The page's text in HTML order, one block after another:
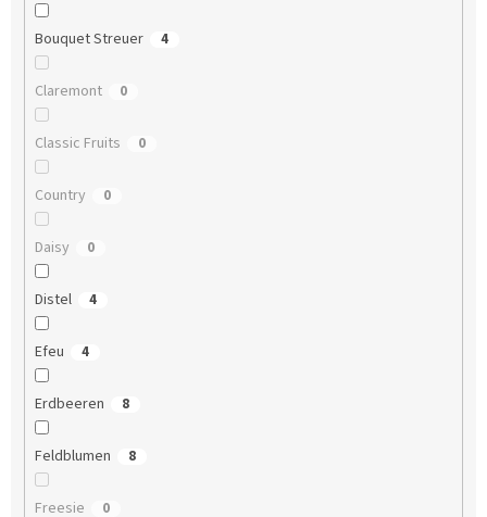
Bouquet Streuer 4
Claremont 0
Classic Fruits 0
Country 0
Daisy 0
Distel 4
Efeu 4
Erdbeeren 8
Feldblumen 8
Freesie 0